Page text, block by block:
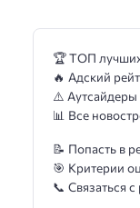
🏆 ТОП
🔥 Адский
⚠️ Аутсайдеры
📊 Все
📝 Попасть в
🎯 Критерии
📞 Связаться